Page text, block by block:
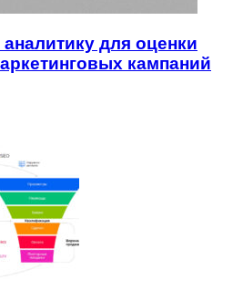
для оценки
кампаний